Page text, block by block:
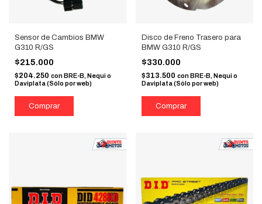
Sensor de Cambios BMW
G310 R/GS
$215.000
$204.250 conBRE-B, Nequi o
Daviplata (Sólo por web)
Disco de Freno Trasero para
BMW G310 R/GS
$330.000
$313.500 con BRE-B, Nequi o
Daviplata (Sólo por web)